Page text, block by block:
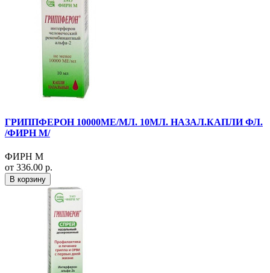
ГРИППФЕРОН 10000МЕ/МЛ. 10МЛ. НАЗАЛ.КАПЛИ ФЛ.
/ФИРН М/
ФИРН М
от 336.00 р.
В корзину